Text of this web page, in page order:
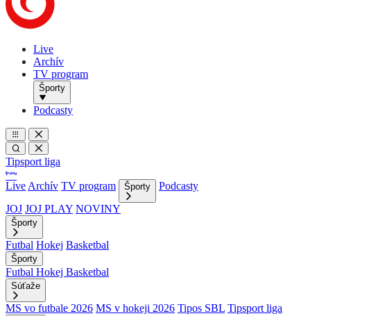
Live
Archív
TV program
Športy
Podcasty
Tipsport liga
Live Archív TV program Športy
Podcasty
JOJ JOJ PLAY NOVINY
Športy
Futbal Hokej Basketbal
Športy
Futbal Hokej Basketbal
Súťaže
MS vo futbale 2026 MS v hokeji 2026 Tipos SBL Tipsport liga